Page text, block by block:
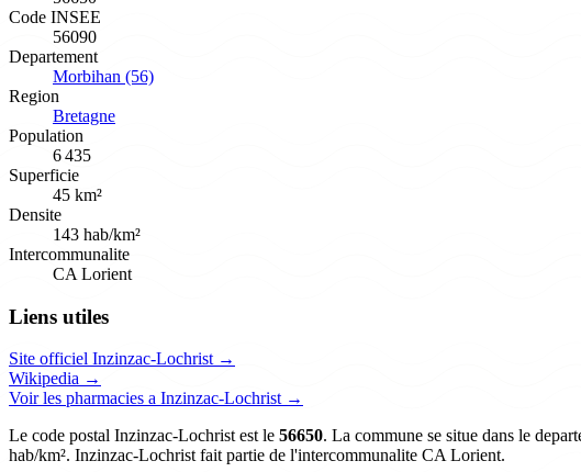
Code INSEE
56090
Departement
Morbihan (56)
Region
Bretagne
Population
6 435
Superficie
45 km²
Densite
143 hab/km²
Intercommunalite
CA Lorient
Liens utiles
Site officiel Inzinzac-Lochrist →
Wikipedia →
Voir les pharmacies a Inzinzac-Lochrist →
Le code postal Inzinzac-Lochrist est le 56650. La commune se situe dans le
hab/km². Inzinzac-Lochrist fait partie de l'intercommunalite CA Lorient.